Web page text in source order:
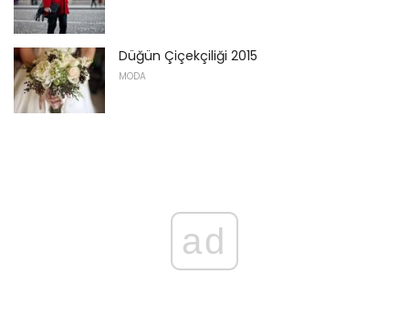
Düğün Çiçekçiliği 2015
MODA
ad